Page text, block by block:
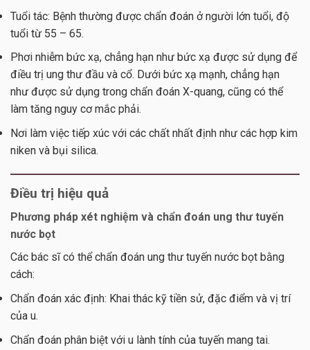
Tuổi tác: Bệnh thường được chẩn đoán ở người lớn tuổi, độ
tuổi từ 55 – 65.
Phơi nhiễm bức xạ, chẳng hạn như bức xạ được sử dụng để
điều trị ung thư đầu và cổ. Dưới bức xạ mạnh, chẳng hạn
như được sử dụng trong chẩn đoán X-quang, cũng có thể
làm tăng nguy cơ mắc phải.
Nơi làm việc tiếp xúc với các chất nhất định như các hợp kim
niken và bụi silica.
Điều trị hiệu quả
Phương pháp xét nghiệm và chẩn đoán ung thư tuyến
nước bọt
Các bác sĩ có thể chẩn đoán ung thư tuyến nước bọt bằng
cách:
Chẩn đoán xác định: Khai thác kỹ tiền sử, đặc điểm và vị trí
của u.
Chẩn đoán phân biệt với u lành tính của tuyến mang tai.